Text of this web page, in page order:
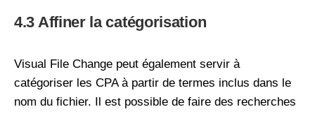
4.3 Affiner la catégorisation
Visual File Change peut également servir à
catégoriser les CPA à partir de termes inclus dans le
nom du fichier. Il est possible de faire des recherches